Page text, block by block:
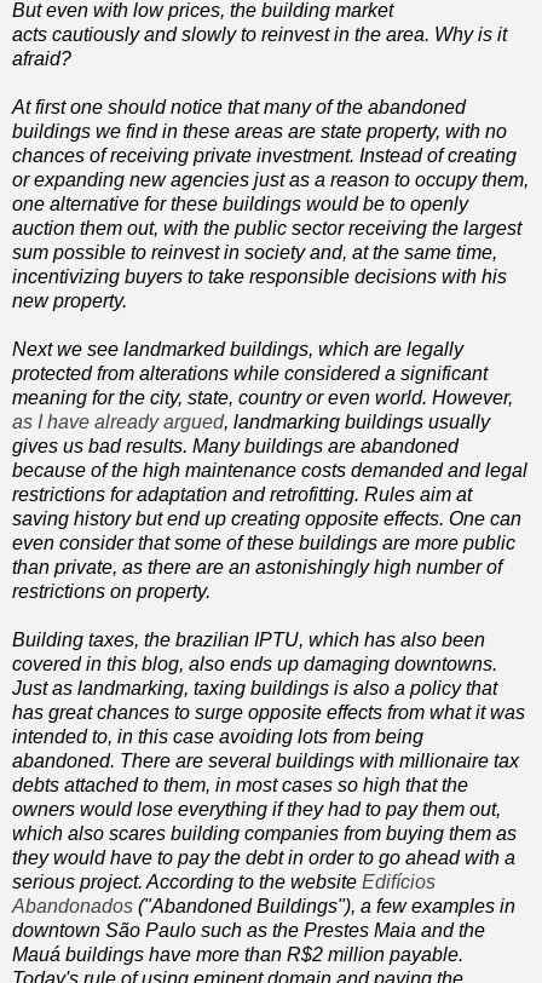
But even with low prices, the building market
acts cautiously and slowly to reinvest in the area. Why is it
afraid?
At first one should notice that many of the abandoned
buildings we find in these areas are state property, with no
chances of receiving private investment. Instead of creating
or expanding new agencies just as a reason to occupy them,
one alternative for these buildings would be to openly
auction them out, with the public sector receiving the largest
sum possible to reinvest in society and, at the same time,
incentivizing buyers to take responsible decisions with his
new property.
Next we see landmarked buildings, which are legally
protected from alterations while considered a significant
meaning for the city, state, country or even world. However,
as I have already argued, landmarking buildings usually
gives us bad results. Many buildings are abandoned
because of the high maintenance costs demanded and legal
restrictions for adaptation and retrofitting. Rules aim at
saving history but end up creating opposite effects. One can
even consider that some of these buildings are more public
than private, as there are an astonishingly high number of
restrictions on property.
Building taxes, the brazilian IPTU, which has also been
covered in this blog, also ends up damaging downtowns.
Just as landmarking, taxing buildings is also a policy that
has great chances to surge opposite effects from what it was
intended to, in this case avoiding lots from being
abandoned. There are several buildings with millionaire tax
debts attached to them, in most cases so high that the
owners would lose everything if they had to pay them out,
which also scares building companies from buying them as
they would have to pay the debt in order to go ahead with a
serious project. According to the website Edifícios
Abandonados ("Abandoned Buildings"), a few examples in
downtown São Paulo such as the Prestes Maia and the
Mauá buildings have more than R$2 million payable.
Today's rule of using eminent domain and paying the